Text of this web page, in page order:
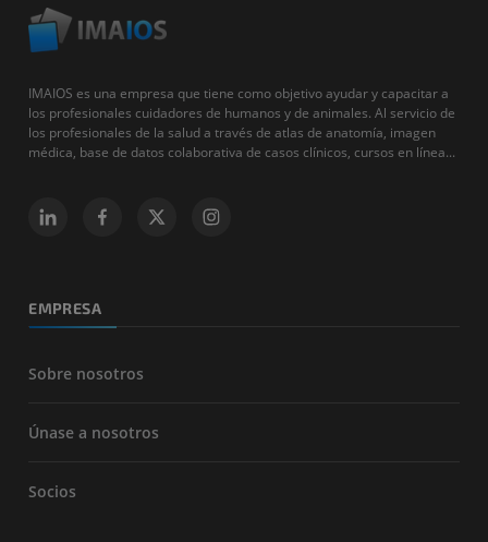
IMAIOS es una empresa que tiene como objetivo ayudar y capacitar a
los profesionales cuidadores de humanos y de animales. Al servicio de
los profesionales de la salud a través de atlas de anatomía, imagen
médica, base de datos colaborativa de casos clínicos, cursos en línea...
EMPRESA
Sobre nosotros
Únase a nosotros
Socios